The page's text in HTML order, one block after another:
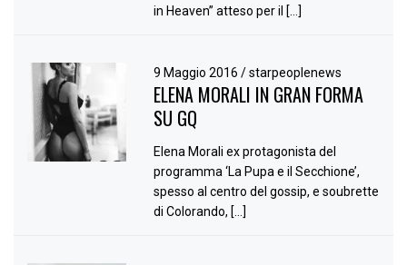
in Heaven” atteso per il […]
9 Maggio 2016/ starpeoplenews
ELENA MORALI IN GRAN FORMA
SU GQ
Elena Morali ex protagonista del
programma ‘La Pupa e il Secchione’,
spesso al centro del gossip, e soubrette
di Colorando, […]